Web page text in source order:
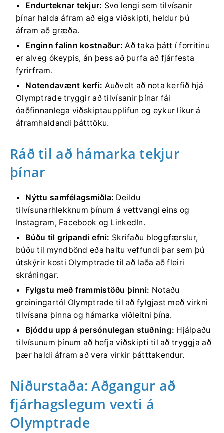
Endurteknar tekjur: Svo lengi sem tilvísanir
þínar halda áfram að eiga viðskipti, heldur þú
áfram að græða.
Enginn falinn kostnaður: Að taka þátt í forritinu
er alveg ókeypis, án þess að þurfa að fjárfesta
fyrirfram.
Notendavænt kerfi: Auðvelt að nota kerfið hjá
Olymptrade tryggir að tilvísanir þínar fái
óaðfinnanlega viðskiptaupplifun og eykur líkur á
áframhaldandi þátttöku.
Ráð til að hámarka tekjur
þínar
Nýttu samfélagsmiðla: Deildu
tilvísunarhlekknum þínum á vettvangi eins og
Instagram, Facebook og LinkedIn.
Búðu til grípandi efni: Skrifaðu bloggfærslur,
búðu til myndbönd eða haltu veffundi þar sem þú
útskýrir kosti Olymptrade til að laða að fleiri
skráningar.
Fylgstu með frammistöðu þinni: Notaðu
greiningartól Olymptrade til að fylgjast með virkni
tilvísana þinna og hámarka viðleitni þína.
Bjóddu upp á persónulegan stuðning: Hjálpaðu
tilvísunum þínum að hefja viðskipti til að tryggja að
þær haldi áfram að vera virkir þátttakendur.
Niðurstaða: Aðgangur að
fjárhagslegum vexti á
Olymptrade